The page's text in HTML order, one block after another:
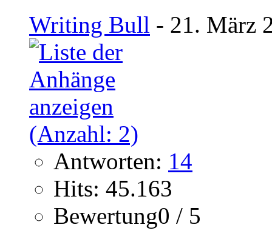
Writing Bull - 21. März
Antworten: 14
Hits: 45.163
Bewertung0 / 5